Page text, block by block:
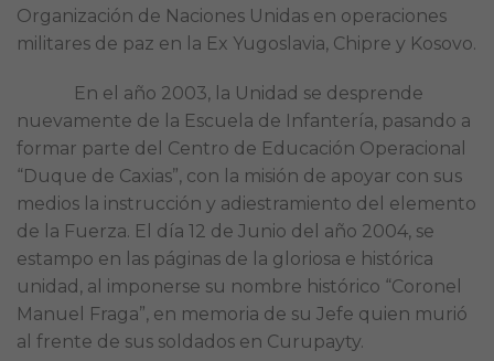
Organización de Naciones Unidas en operaciones
militares de paz en la Ex Yugoslavia, Chipre y Kosovo.
En el año 2003, la Unidad se desprende
nuevamente de la Escuela de Infantería, pasando a
formar parte del Centro de Educación Operacional
“Duque de Caxias”, con la misión de apoyar con sus
medios la instrucción y adiestramiento del elemento
de la Fuerza. El día 12 de Junio del año 2004, se
estampo en las páginas de la gloriosa e histórica
unidad, al imponerse su nombre histórico “Coronel
Manuel Fraga”, en memoria de su Jefe quien murió
al frente de sus soldados en Curupayty.